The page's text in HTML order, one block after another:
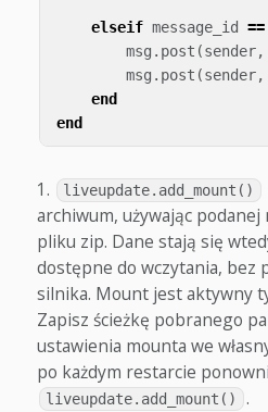
elseif message_id ==
msg . post (sender,
msg . post (sender,
end
end
liveupdate.add_mount()
archiwum, używając
pliku zip. Dane stają się
dostępne do wczytania, bez
silnika. Mount jest aktywny
Zapisz ścieżkę pobranego
ustawienia mounta we
po każdym restarcie
liveupdate.add_mount()
.